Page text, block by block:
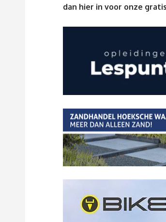
dan hier in voor onze